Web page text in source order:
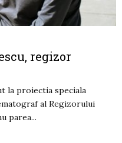
regizor
la proiectia speciala
al Regizorului
parea...